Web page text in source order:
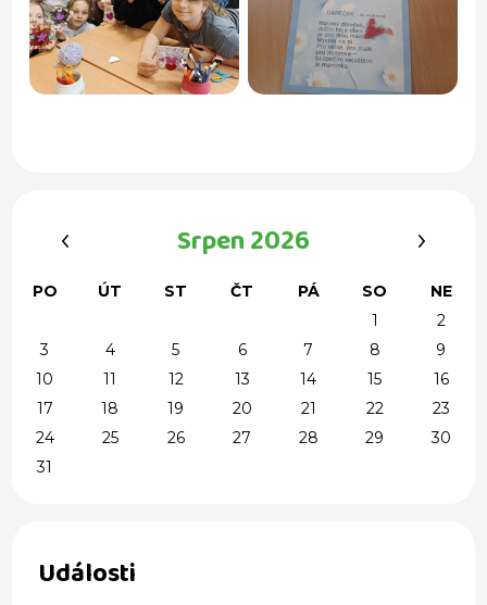
Srpen 2026
PO ÚT ST ČT PÁ SO
NE
1
2
3
4 5 6 7 8
9
10
11 12 13 14 15
16
17
18 19 20 21 22
23
24
25 26 27 28 29
30
31
Události